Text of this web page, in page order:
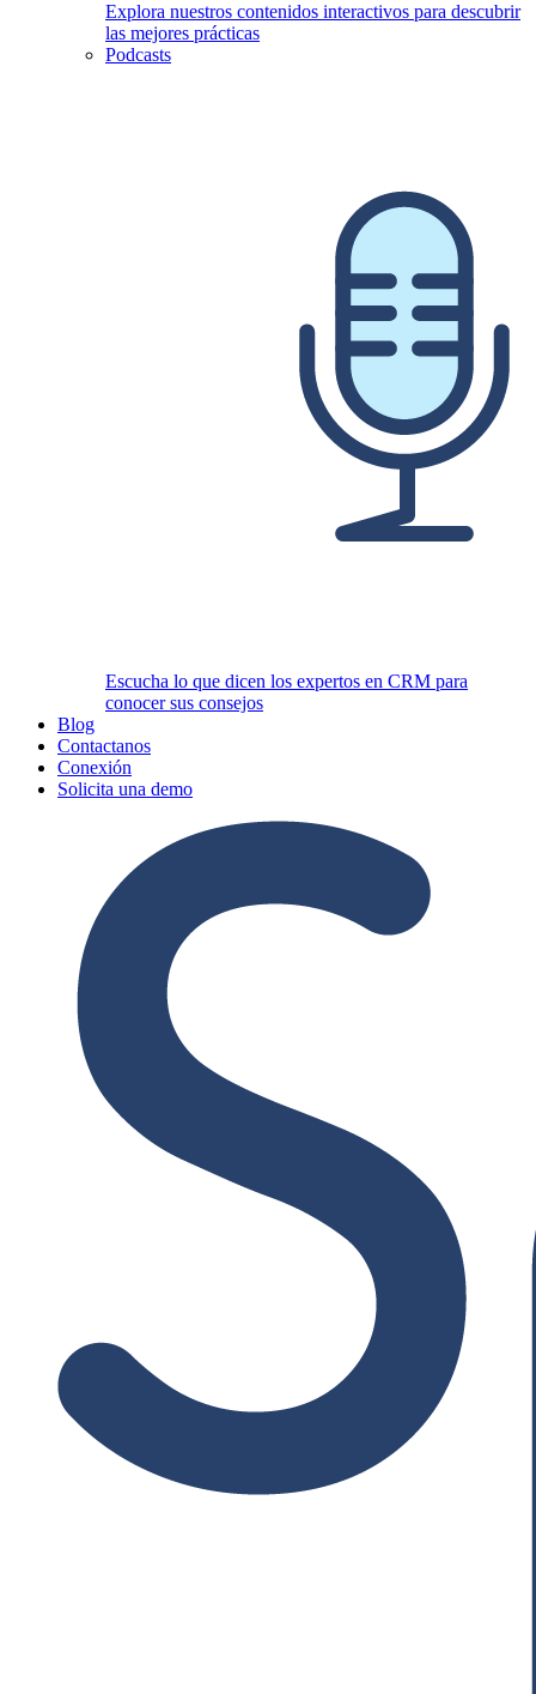
Explora nuestros contenidos interactivos para descubrir
las mejores prácticas
Podcasts
Escucha lo que dicen los expertos en CRM para
conocer sus consejos
Blog
Contactanos
Conexión
Solicita una demo